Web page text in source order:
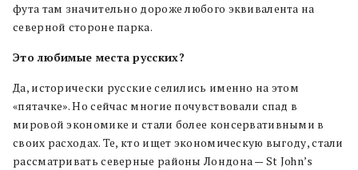
фута там значительно дороже любого эквивалента на
северной стороне парка.
Это любимые места русских?
Да, исторически русские селились именно на этом
«пятачке». Но сейчас многие почувствовали спад в
мировой экономике и стали более консервативными в
своих расходах. Те, кто ищет экономическую выгоду, стали
рассматривать северные районы Лондона — St John’s